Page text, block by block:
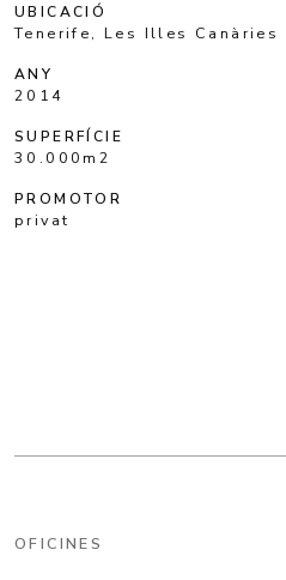
UBICACIÓ
Tenerife, Les Illes Canàries
ANY
2014
SUPERFÍCIE
30.000m2
PROMOTOR
privat
OFICINES